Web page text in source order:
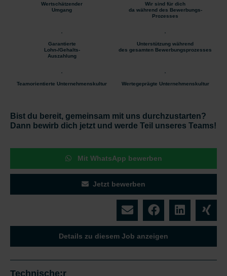
Wertschätzender
Umgang
Wir sind für dich
da während des Bewerbungs-
Prozesses
Garantierte
Lohn-/Gehalts-
Auszahlung
Unterstützung während
des gesamten Bewerbungsprozesses
Teamorientierte Unternehmenskultur Wertegeprägte Unternehmenskultur
Bist du bereit, gemeinsam mit uns durchzustarten?
Dann bewirb dich jetzt und werde Teil unseres Teams!
Mit WhatsApp bewerben
Jetzt bewerben
Details zu diesem Job anzeigen
Technische:r